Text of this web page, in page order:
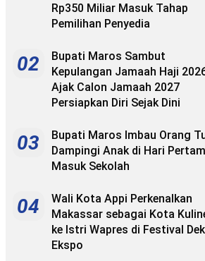
Rp350 Miliar Masuk Tahap
Pemilihan Penyedia
02
Bupati Maros Sambut
Kepulangan Jamaah Haji
Ajak Calon Jamaah 2027
Persiapkan Diri Sejak Dini
03
Bupati Maros Imbau Orang
Dampingi Anak di Hari
Masuk Sekolah
04
Wali Kota Appi Perkenalkan
Makassar sebagai Kota
ke Istri Wapres di Festival
Ekspo